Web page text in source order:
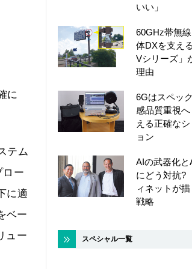
に
テム
ロー
に適
ベー
ュー
いい」
60GHz帯無
体DXを支え
Vシリーズ」
理由
6Gはスペッ
感品質重視
える正確な
ョン
AIの武器化
にどう対抗
ィネットが
戦略
スペシャル一覧